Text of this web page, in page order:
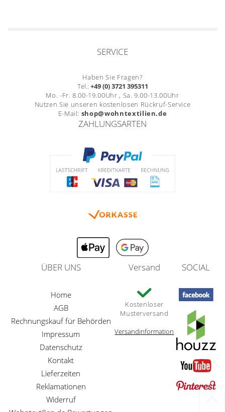
SERVICE
Haben Sie Fragen?
Tel.: +49 (0) 3721 395311
Mo. -Fr. 8.00-19.00Uhr , Sa. 9.00-13.00Uhr
Nutzen Sie unseren kostenlosen Rückruf-Service
E-Mail: shop@wohntextilien.de
ZAHLUNGSARTEN
ÜBER UNS
Home
AGB
Rechnungskauf für Behörden
Impressum
Datenschutz
Kontakt
Lieferzeiten
Reklamationen
Widerruf
Versand
Kostenloser
Musterversand
Versandinformation
SOCIAL